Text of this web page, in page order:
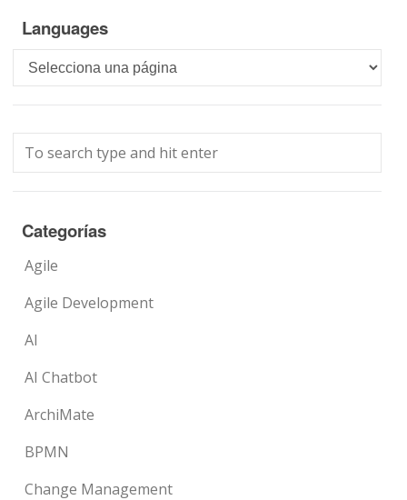
Languages
Languages
Categorías
Agile
Agile Development
AI
AI Chatbot
ArchiMate
BPMN
Change Management